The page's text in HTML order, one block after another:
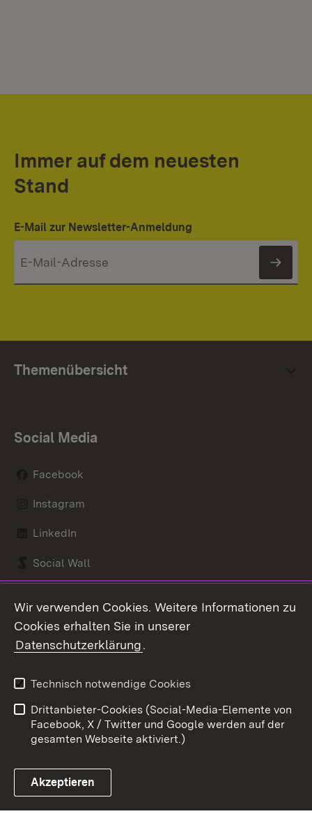
Immer auf dem neuesten
Stand
E-Mail zur Newsletter-Anmeldung
Themenübersicht
Social Media
Facebook
Instagram
LinkedIn
Social Wall
Link zum Landesportal
Kontakt
Barrierefreiheit
Impressum
Cookies
Wir verwenden Cookies. Weitere Informationen zu
Cookies erhalten Sie in unserer
Datenschutzerklärung.
Technisch notwendige Cookies
Drittanbieter-Cookies (Social-Media-Elemente von
Facebook, X / Twitter und Google werden auf der
gesamten Webseite aktiviert.)
Akzeptieren